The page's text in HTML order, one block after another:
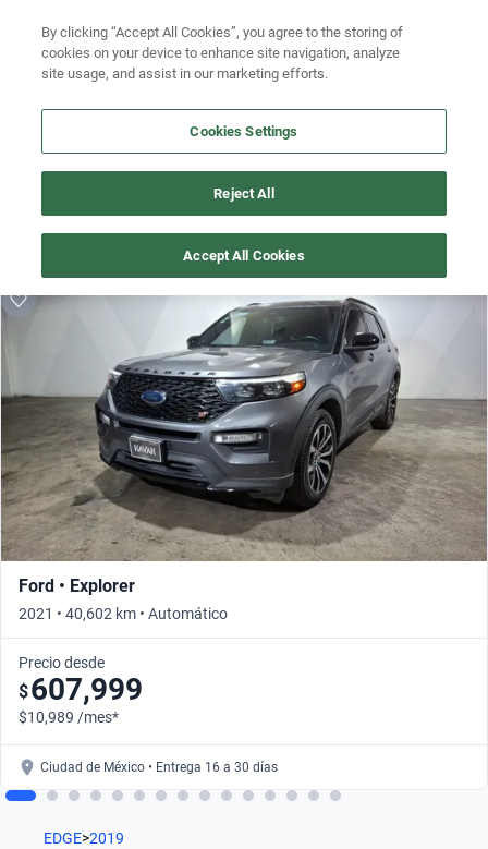
Ubicación
Busca por versión
Busca por versión
Ford • Explorer
2021 • 40,602 km • Automático
Precio desde
$607,999
$10,989 /mes*
Ciudad de México • Entrega 16 a 30 días
EDGE>2019
By clicking “Accept All Cookies”, you agree to the storing of
cookies on your device to enhance site navigation, analyze
site usage, and assist in our marketing efforts.
Cookies Settings
Reject All
Accept All Cookies